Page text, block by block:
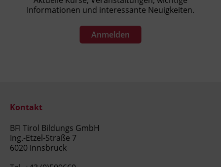
Informationen und interessante Neuigkeiten.
Anmelden
Kontakt
BFI Tirol Bildungs GmbH
Ing.-Etzel-Straße 7
6020 Innsbruck